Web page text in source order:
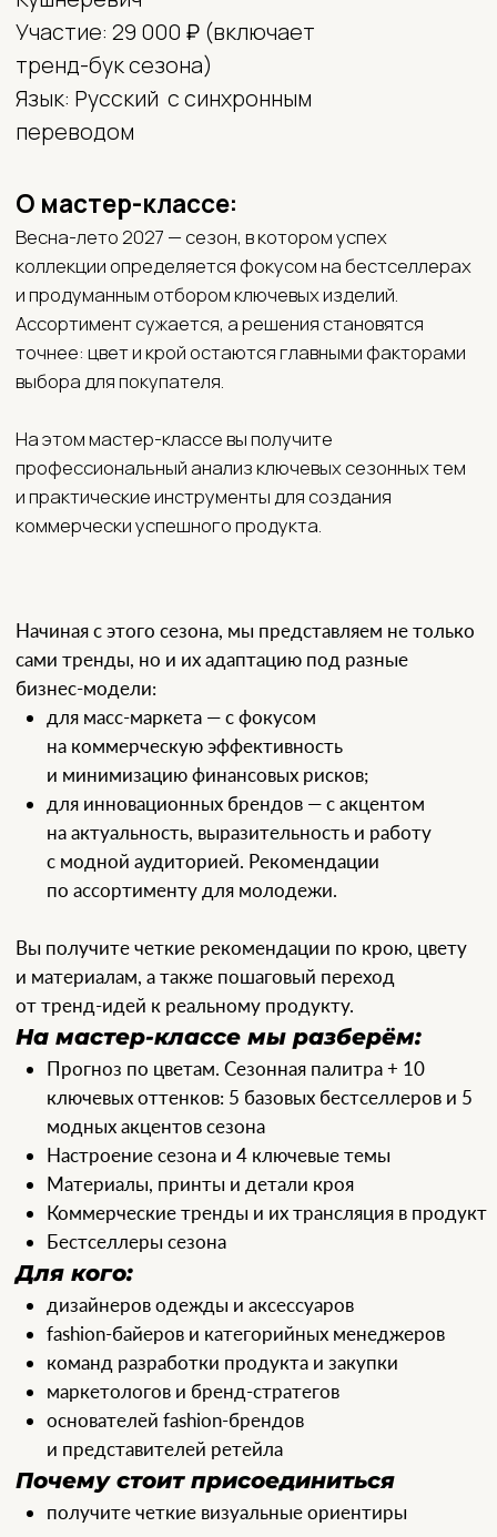
На этом мастер-классе вы получите
профессиональный анализ ключевых сезонных тем
и практические инструменты для создания
коммерчески успешного продукта.
сами тренды, но и их адаптацию под разные
для масc-маркета — с фокусом
на коммерческую эффективность
и минимизацию финансовых рисков;
для инновационных брендов — с акцентом
на актуальность, выразительность и работу
с модной аудиторией. Рекомендации
по ассортименту для молодежи.
от тренд-идей к реальному продукту.
На мастер-классе мы разберём:
Прогноз по цветам. Сезонная палитра + 10
ключевых оттенков: 5 базовых бестселлеров и 5
модных акцентов сезона
Для кого:
дизайнеров одежды и аксессуаров
fashion-байеров и категорийных менеджеров
команд разработки продукта и закупки
маркетологов и бренд-стратегов
основателей fashion-брендов
и представителей ретейла
Почему стоит присоединиться
получите четкие визуальные ориентиры
по цвету, темам и продукту
поймёте, как адаптировать тренды под
свой ценовой сегмент и аудиторию
сможете применять сезонные принципы
референсами и аналитикой
Лиззи Боуринг
Эксперт по подиумной аналитике и тренд-
прогнозированию, преподаватель Polimoda
29 лет в индустрии моды. Бывший директор
подиумного анализа WGSN и Stylesight,
креативный директор Nordstrom.
Специализируется на адаптации подиумных
Спикеры: